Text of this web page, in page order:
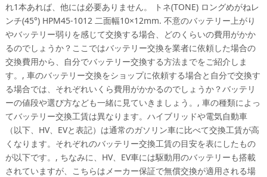
れ1本あれば、他には必要ありません。 トネ(TONE) ロングめがねレ
ンチ(45°) HPM45-1012 二面幅10×12mm. 不意のバッテリー上がり
やバッテリー弱りを感じて交換する場合、どのくらいの費用がかか
るのでしょうか？ここではバッテリー交換を業者に依頼した場合の
交換費用から、自分でバッテリー交換する方法までをご紹介しま
す。, 車のバッテリー交換をショップに依頼する場合と自分で交換す
る場合では、それぞれいくら費用がかかるのでしょうか？バッテリ
ーの値段や選び方なども一緒に見ていきましょう。, 車の種類によっ
てバッテリー交換工賃は異なります。ハイブリッドや電気自動車
（以下、HV、EVと表記）は通常のガソリン車に比べて交換工賃が高
くなります。それぞれのバッテリー交換工賃の目安を表にしたもの
が以下です。, ちなみに、HV、EV車には駆動用のバッテリーも搭載
されていますが、こちらはメーカー保証で無償交換が適用される場